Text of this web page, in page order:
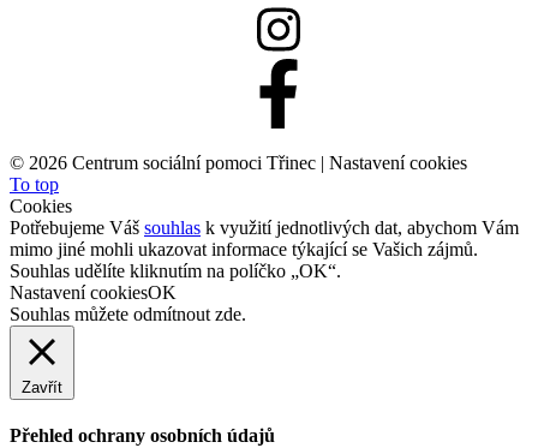
© 2026 Centrum sociální pomoci Třinec | Nastavení cookies
To top
Cookies
Potřebujeme Váš souhlas k využití jednotlivých dat, abychom Vám
mimo jiné mohli ukazovat informace týkající se Vašich zájmů.
Souhlas udělíte kliknutím na políčko „OK“.
Nastavení cookiesOK
Souhlas můžete odmítnout zde.
Zavřít
Přehled ochrany osobních údajů